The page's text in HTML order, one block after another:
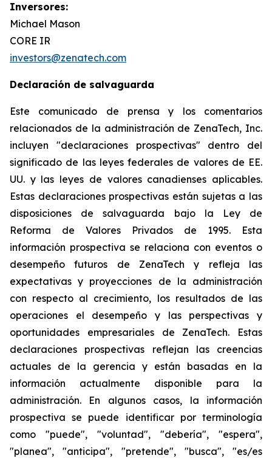
Inversores:
Michael Mason
CORE IR
investors@zenatech.com
Declaración de salvaguarda
Este comunicado de prensa y los comentarios
relacionados de la administración de ZenaTech, Inc.
incluyen "declaraciones prospectivas" dentro del
significado de las leyes federales de valores de EE.
UU. y las leyes de valores canadienses aplicables.
Estas declaraciones prospectivas están sujetas a las
disposiciones de salvaguarda bajo la Ley de
Reforma de Valores Privados de 1995. Esta
información prospectiva se relaciona con eventos o
desempeño futuros de ZenaTech y refleja las
expectativas y proyecciones de la administración
con respecto al crecimiento, los resultados de las
operaciones el desempeño y las perspectivas y
oportunidades empresariales de ZenaTech. Estas
declaraciones prospectivas reflejan las creencias
actuales de la gerencia y están basadas en la
información actualmente disponible para la
administración. En algunos casos, la información
prospectiva se puede identificar por terminología
como "puede", "voluntad", "debería", "espera",
"planea", "anticipa", "pretende", "busca", "es/es